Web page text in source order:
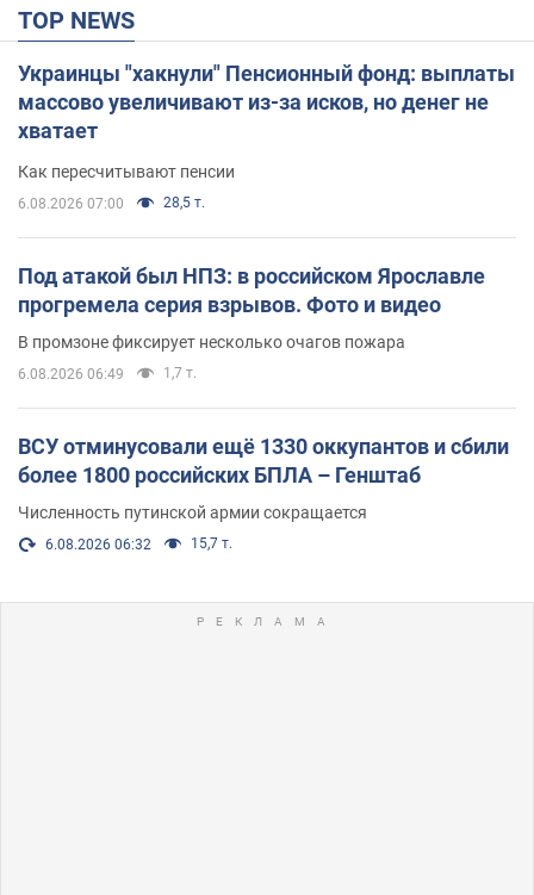
TOP NEWS
Украинцы "хакнули" Пенсионный фонд: выплаты
массово увеличивают из-за исков, но денег не
хватает
Как пересчитывают пенсии
6.08.2026 07:00 28,5 т.
Под атакой был НПЗ: в российском Ярославле
прогремела серия взрывов. Фото и видео
В промзоне фиксирует несколько очагов пожара
6.08.2026 06:49 1,7 т.
ВСУ отминусовали ещё 1330 оккупантов и сбили
более 1800 российских БПЛА – Генштаб
Численность путинской армии сокращается
6.08.2026 06:32 15,7 т.